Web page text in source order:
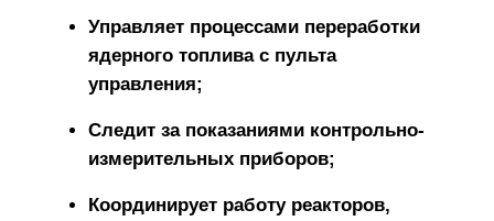
Управляет процессами переработки
ядерного топлива с пульта
управления;
Следит за показаниями контрольно-
измерительных приборов;
Координирует работу реакторов,